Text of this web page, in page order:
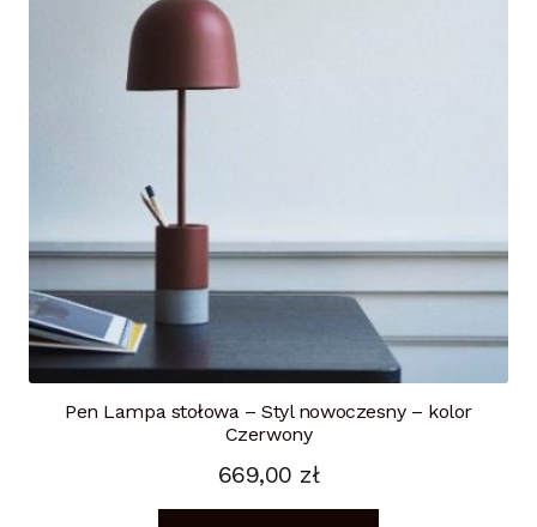
Pen Lampa stołowa – Styl nowoczesny – kolor
Czerwony
669,00 zł